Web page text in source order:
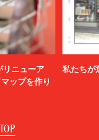
リニューア
ップを作り
私たちが
TOP